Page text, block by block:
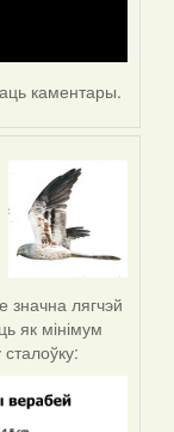
каментары.
значна лягчэй
як мінімум